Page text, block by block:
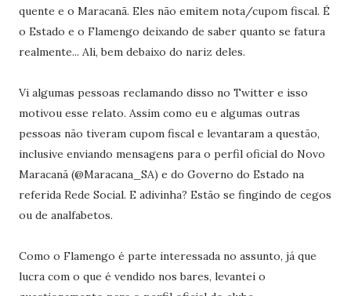
quente e o Maracanã. Eles não emitem nota/cupom fiscal. É
o Estado e o Flamengo deixando de saber quanto se fatura
realmente... Ali, bem debaixo do nariz deles.
Vi algumas pessoas reclamando disso no Twitter e isso
motivou esse relato. Assim como eu e algumas outras
pessoas não tiveram cupom fiscal e levantaram a questão,
inclusive enviando mensagens para o perfil oficial do Novo
Maracanã (@Maracana_SA) e do Governo do Estado na
referida Rede Social. E adivinha? Estão se fingindo de cegos
ou de analfabetos.
Como o Flamengo é parte interessada no assunto, já que
lucra com o que é vendido nos bares, levantei o